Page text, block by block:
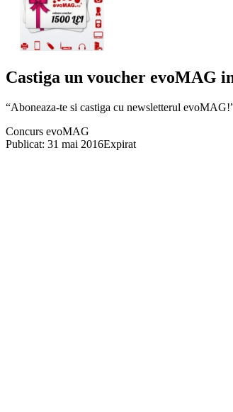
Castiga un voucher evoMAG
“Aboneaza-te si castiga cu newsletterul
Concurs evoMAG
Publicat: 31 mai 2016Expirat